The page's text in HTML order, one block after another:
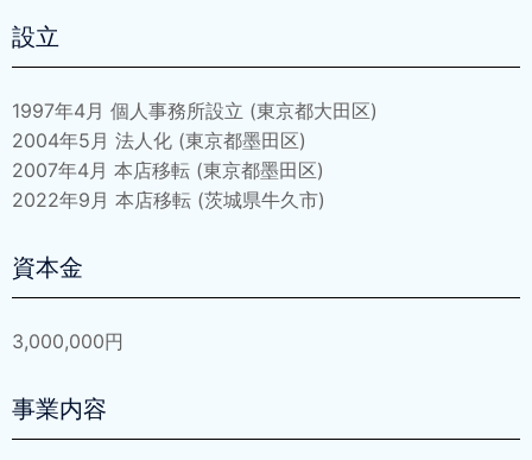
設立
1997年4月 個人事務所設立 (東京都大田区)
2004年5月 法人化 (東京都墨田区)
2007年4月 本店移転 (東京都墨田区)
2022年9月 本店移転 (茨城県牛久市)
資本金
3,000,000円
事業内容